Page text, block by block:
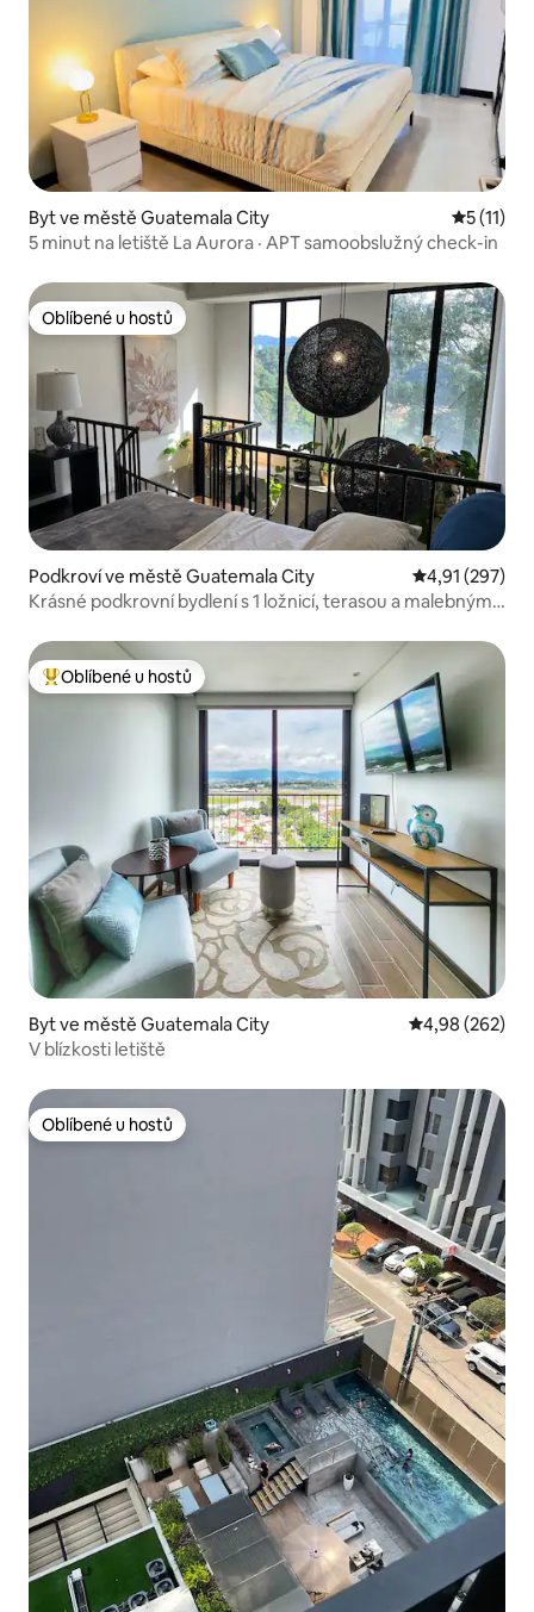
Byt ve městě Guatemala City
5 (11)
5 minut na letiště La Aurora · APT samoobslužný check-in
Oblíbené u hostů
Oblíbené u hostů
Podkroví ve městě Guatemala City Průměrné
4,91 (297)
Krásné podkrovní bydlení s 1 ložnicí, terasou a malebným
Nejlepší v kategorii Oblíbené u hostů
Oblíbené u hostů
Byt ve městě Guatemala City Průměrné
4,98 (262)
V blízkosti letiště
Oblíbené u hostů
Oblíbené u hostů